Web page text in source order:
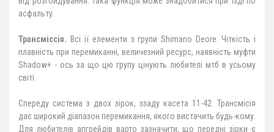
асфальту.
Трансміссія. Всі її елементи з групи Shimano Deore. Чіткість і
плавність при перемиканні, величезний ресурс, наявність муфти
Shadow+ - ось за що цю групу цінують любителі мтб в усьому
світі
Спереду система з двох зірок, ззаду касета 11-42. Трансмісія
дає широкий діапазон перемикання, якого вистачить будь-кому.
Для любителів апгрейдів варто зазначити, що передні зірки є